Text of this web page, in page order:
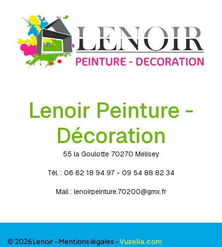
Lenoir Peinture -
Décoration
55 la Goulotte 70270 Melisey
Tél. : 06 62 18 94 97 - 09 54 88 82 34
Mail : lenoirpeinture.70200@gmx.fr
© 2026 Lenoir -Mentions légales-Vuzelia.com